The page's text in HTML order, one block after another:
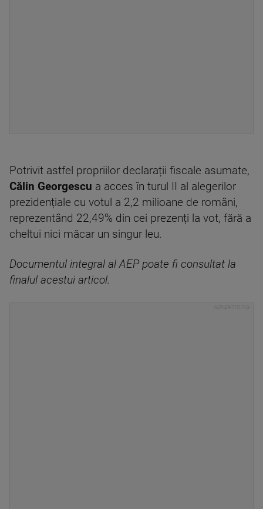
Potrivit astfel propriilor declarații fiscale asumate,
Călin Georgescu a acces în turul II al alegerilor
prezidențiale cu votul a 2,2 milioane de români,
reprezentând 22,49% din cei prezenți la vot, fără a
cheltui nici măcar un singur leu.
Documentul integral al AEP poate fi consultat la
finalul acestui articol.